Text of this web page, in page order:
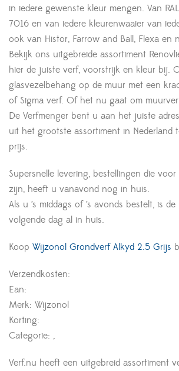
in iedere gewenste kleur mengen. Van
7016 en van iedere kleurenwaaier van
ook van Histor, Farrow and Ball, Flexa en
Bekijk ons uitgebreide assortiment
hier de juiste verf, voorstrijk en kleur bij.
glasvezelbehang op de muur met een
of Sigma verf. Of het nu gaat om
De Verfmenger bent u aan het juiste
uit het grootste assortiment in Nederland
prijs.
Supersnelle levering, bestellingen die voor
zijn, heeft u vanavond nog in huis.
Als u ’s middags of ’s avonds bestelt, is
volgende dag al in huis.
Koop Wijzonol Grondverf Alkyd 2.5 Grijs
Verzendkosten:
Ean:
Merk: Wijzonol
Korting:
Categorie: ,
Verf.nu heeft een uitgebreid assortiment